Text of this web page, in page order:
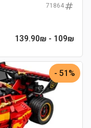
71864
109₪
- 139.90₪
51% -